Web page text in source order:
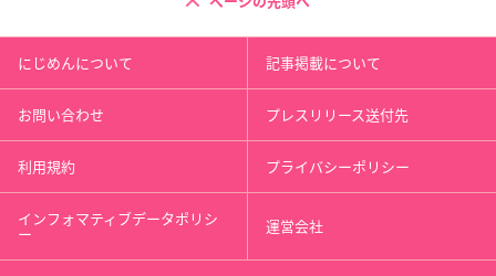
にじめんについて 記事掲載について
お問い合わせ プレスリリース送付先
利用規約 プライバシーポリシー
インフォマティブデータポリシ
ー 運営会社